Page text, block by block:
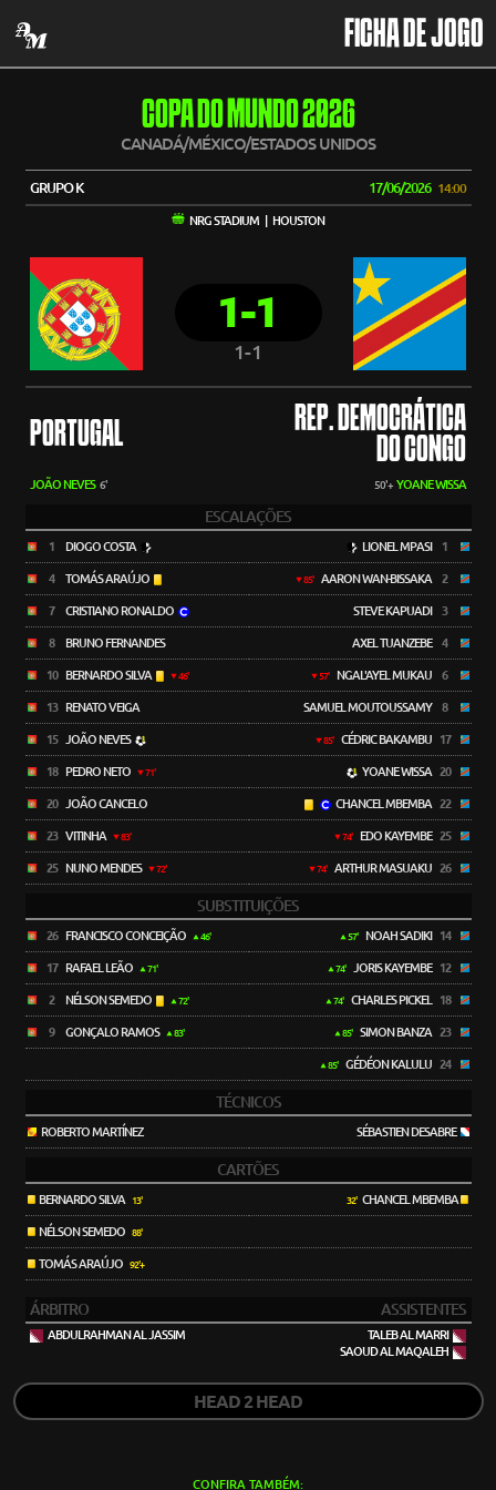
FICHA DE JOGO
COPA DO MUNDO 2026
CANADÁ/MÉXICO/ESTADOS UNIDOS
GRUPO K 17/06/2026 14:00
NRG STADIUM | HOUSTON
1-1
1-1
PORTUGAL
REP. DEMOCRÁTICA
DO CONGO
JOÃO NEVES 6' 50'+YOANE WISSA
ESCALAÇÕES
1 DIOGO COSTA
4 TOMÁS ARAÚJO
7 CRISTIANO RONALDO
8 BRUNO FERNANDES
10 BERNARDO SILVA 46'
13 RENATO VEIGA
15 JOÃO NEVES
18 PEDRO NETO 71'
20 JOÃO CANCELO
23 VITINHA 83'
25 NUNO MENDES 72'
LIONEL MPASI 1
85' AARON WAN-BISSAKA 2
STEVE KAPUADI 3
AXEL TUANZEBE 4
57' NGAL'AYEL MUKAU 6
SAMUEL MOUTOUSSAMY 8
85' CÉDRIC BAKAMBU 17
YOANE WISSA 20
CHANCEL MBEMBA 22
74' EDO KAYEMBE 25
74' ARTHUR MASUAKU 26
SUBSTITUIÇÕES
26 FRANCISCO CONCEIÇÃO 46'
17 RAFAEL LEÃO 71'
2 NÉLSON SEMEDO 72'
9 GONÇALO RAMOS 83'
57' NOAH SADIKI 14
74' JORIS KAYEMBE 12
74' CHARLES PICKEL 18
85' SIMON BANZA 23
85' GÉDÉON KALULU 24
TÉCNICOS
ROBERTO MARTÍNEZ SÉBASTIEN DESABRE
CARTÕES
BERNARDO SILVA 13'
NÉLSON SEMEDO 88'
TOMÁS ARAÚJO 92'+
32'CHANCEL MBEMBA
ÁRBITRO ASSISTENTES
ABDULRAHMAN AL JASSIM
TALEB AL MARRI
SAOUD AL MAQALEH
HEAD 2 HEAD
CONFIRA TAMBÉM: